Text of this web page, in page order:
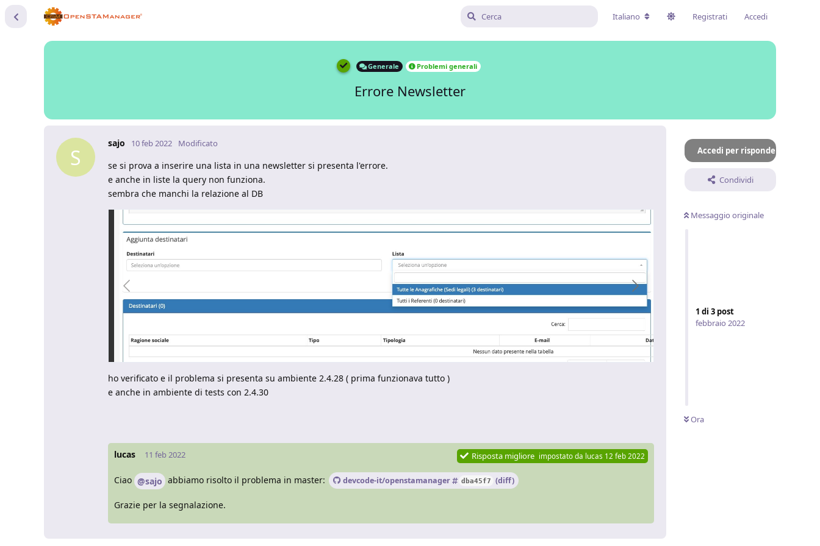
Italiano Registrati Accedi
Generale Problemi generali
Errore Newsletter
Accedi per rispondere
Condividi
Messaggio originale
1 di 3 post
febbraio 2022
Ora
S
sajo 10 feb 2022 Modificato
se si prova a inserire una lista in una newsletter si presenta l'errore.
e anche in liste la query non funziona.
sembra che manchi la relazione al DB
ho verificato e il problema si presenta su ambiente 2.4.28 ( prima funzionava tutto )
e anche in ambiente di tests con 2.4.30
lucas 11 feb 2022 Risposta migliore impostato da lucas 12 feb 2022
Ciao @sajo abbiamo risolto il problema in master: devcode-it/openstamanager dba45f7 (diff)
Grazie per la segnalazione.